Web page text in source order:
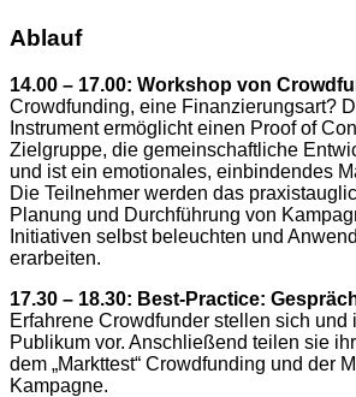
Ablauf
14.00 – 17.00: Workshop von
Crowdfunding, eine Finanzierungsart?
Instrument ermöglicht einen Proof of
Zielgruppe, die gemeinschaftliche
und ist ein emotionales, einbindendes
Die Teilnehmer werden das
Planung und Durchführung von
Initiativen selbst beleuchten und
erarbeiten.
17.30 – 18.30: Best-Practice:
Erfahrene Crowdfunder stellen sich und
Publikum vor. Anschließend teilen sie
dem „Markttest“ Crowdfunding und der
Kampagne.